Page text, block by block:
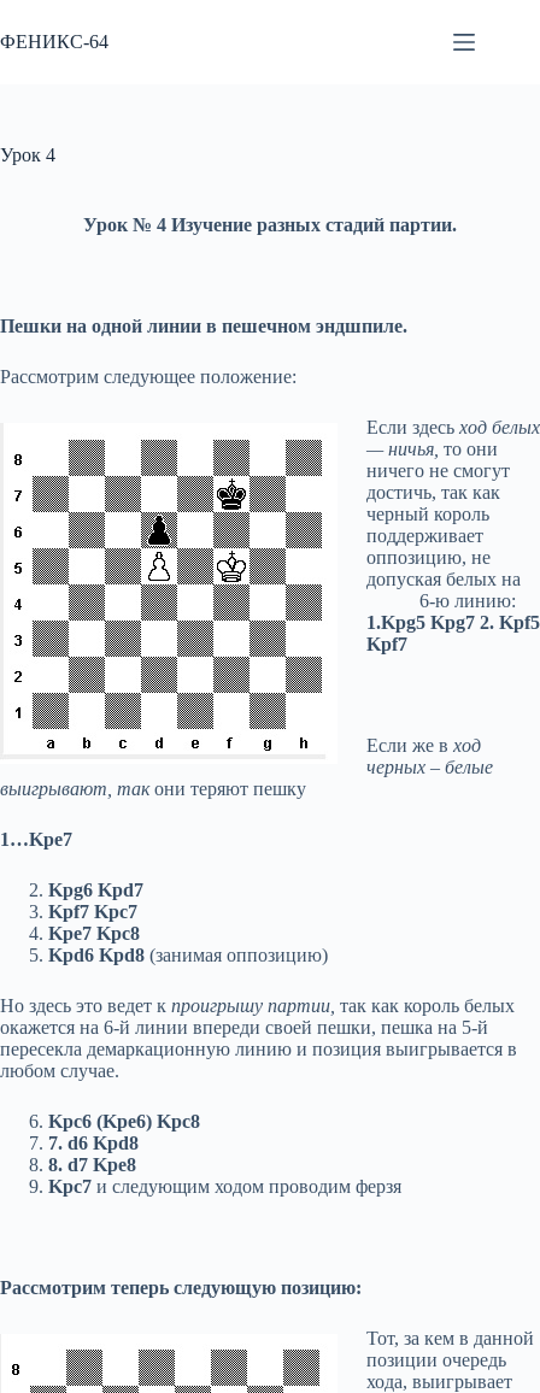
к
сути
ФЕНИКС-64
Урок 4
Урок № 4 Изучение разных стадий партии.
Пешки на одной линии в пешечном эндшпиле.
Рассмотрим следующее положение:
Если здесь ход белых
— ничья, то они
ничего не смогут
достичь, так как
черный король
поддерживает
оппозицию, не
допуская белых на
6-ю линию:
1.Kpg5 Kpg7 2. Kpf5
Kpf7
Если же в ход
черных – белые
выигрывают, такони теряют пешку
1…Kpe7
Kpg6 Kpd7
Kpf7 Kpc7
Kpe7 Kpc8
Kpd6 Kpd8 (занимая оппозицию)
Но здесь это ведет к проигрышу партии, так как король белых
окажется на 6-й линии впереди своей пешки, пешка на 5-й
пересекла демаркационную линию и позиция выигрывается в
любом случае.
Kpс6 (Kpе6) Kpc8
7. d6 Kpd8
8. d7 Kpe8
Kpc7 и следующим ходом проводим ферзя
Рассмотрим теперь следующую позицию:
Тот, за кем в данной
позиции очередь
хода, выигрывает